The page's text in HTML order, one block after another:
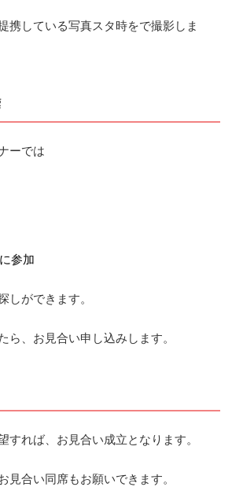
携している写真スタ時をで撮影しま
ーでは
参加
しができます。
ら、お見合い申し込みします。
すれば、お見合い成立となります。
見合い同席もお願いできます。